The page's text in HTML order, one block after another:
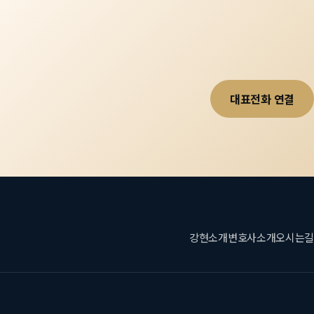
대표전화 연결
강현소개변호사소개오시는길